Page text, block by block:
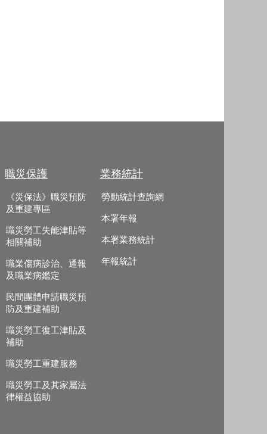
職災保護
《災保法》職災預防
及重建專區
職災勞工失能津貼等
相關補助
職業傷病診治、通報
及職業病鑑定
民間團體申請職災預
防及重建補助
職災勞工復工津貼及
補助
職災勞工重建服務
職災勞工及其家屬法
律權益協助
業務統計
勞動統計查詢網
本署年報
本署業務統計
年報統計